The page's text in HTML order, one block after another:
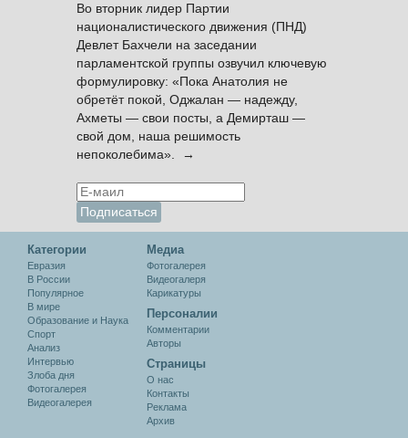
Во вторник лидер Партии
националистического движения (ПНД)
Девлет Бахчели на заседании
парламентской группы озвучил ключевую
формулировку: «Пока Анатолия не
обретёт покой, Оджалан — надежду,
Ахметы — свои посты, а Демирташ —
свой дом, наша решимость
непоколебима». →
Категории
Евразия
В России
Популярное
В мире
Образование и Наука
Спорт
Анализ
Интервью
Злоба дня
Фотогалерея
Видеогалерея
Медиа
Фотогалерея
Видеогалеря
Карикатуры
Персоналии
Комментарии
Авторы
Cтраницы
О нас
Контакты
Реклама
Архив